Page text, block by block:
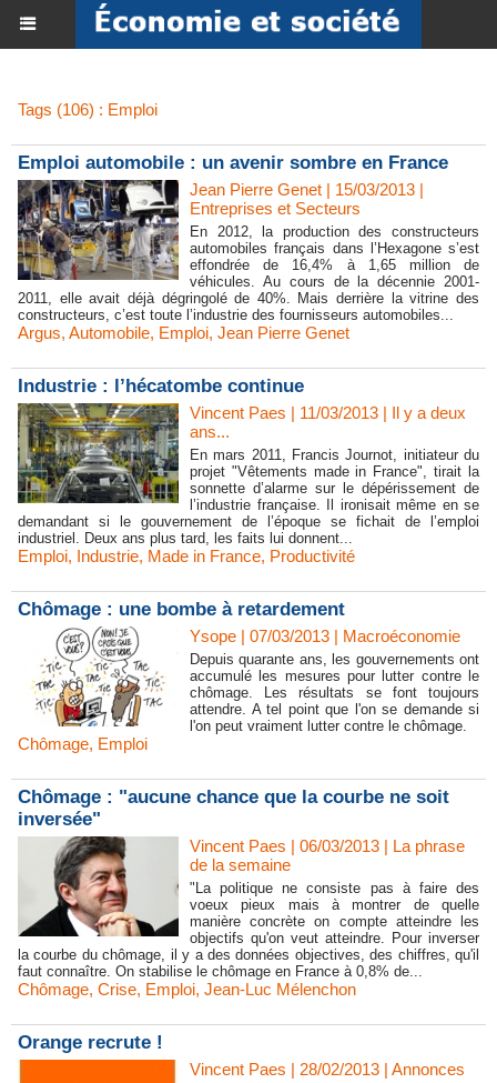
Tags (106) : Emploi
Emploi automobile : un avenir sombre en France
Jean Pierre Genet | 15/03/2013 |
Entreprises et Secteurs
En 2012, la production des constructeurs
automobiles français dans l’Hexagone s’est
effondrée de 16,4% à 1,65 million de
véhicules. Au cours de la décennie 2001-
2011, elle avait déjà dégringolé de 40%. Mais derrière la vitrine des
constructeurs, c’est toute l’industrie des fournisseurs automobiles...
Argus, Automobile, Emploi, Jean Pierre Genet
Industrie : l’hécatombe continue
Vincent Paes | 11/03/2013 | Il y a deux
ans...
En mars 2011, Francis Journot, initiateur du
projet "Vêtements made in France", tirait la
sonnette d’alarme sur le dépérissement de
l’industrie française. Il ironisait même en se
demandant si le gouvernement de l’époque se fichait de l’emploi
industriel. Deux ans plus tard, les faits lui donnent...
Emploi, Industrie, Made in France, Productivité
Chômage : une bombe à retardement
Ysope | 07/03/2013 | Macroéconomie
Depuis quarante ans, les gouvernements ont
accumulé les mesures pour lutter contre le
chômage. Les résultats se font toujours
attendre. A tel point que l'on se demande si
l'on peut vraiment lutter contre le chômage.
Chômage, Emploi
Chômage : "aucune chance que la courbe ne soit
inversée"
Vincent Paes | 06/03/2013 | La phrase
de la semaine
"La politique ne consiste pas à faire des
voeux pieux mais à montrer de quelle
manière concrète on compte atteindre les
objectifs qu'on veut atteindre. Pour inverser
la courbe du chômage, il y a des données objectives, des chiffres, qu'il
faut connaître. On stabilise le chômage en France à 0,8% de...
Chômage, Crise, Emploi, Jean-Luc Mélenchon
Orange recrute !
Vincent Paes | 28/02/2013 | Annonces